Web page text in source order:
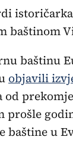
baštinom
baštinu
objavili
od
prošle
baštine u